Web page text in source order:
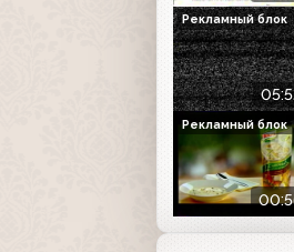
Рекламный блок
Рекламный блок